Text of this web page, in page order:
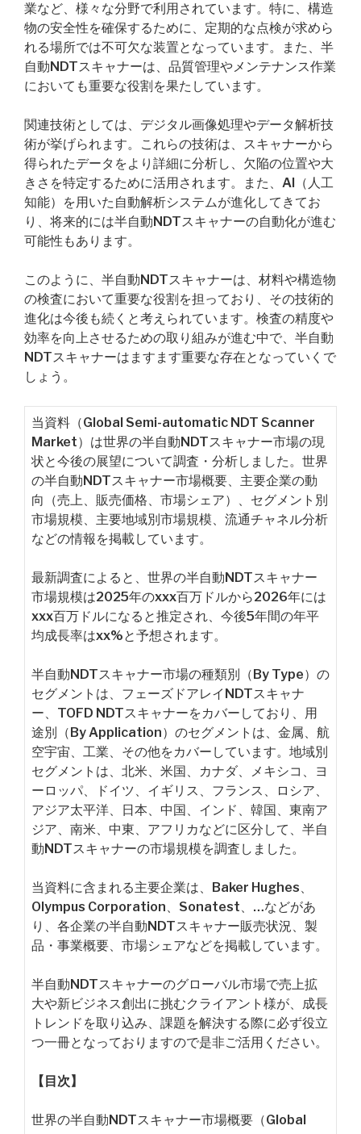
業など、様々な分野で利用されています。特に、構造
物の安全性を確保するために、定期的な点検が求めら
れる場所では不可欠な装置となっています。また、半
自動NDTスキャナーは、品質管理やメンテナンス作業
においても重要な役割を果たしています。
関連技術としては、デジタル画像処理やデータ解析技
術が挙げられます。これらの技術は、スキャナーから
得られたデータをより詳細に分析し、欠陥の位置や大
きさを特定するために活用されます。また、AI（人工
知能）を用いた自動解析システムが進化してきてお
り、将来的には半自動NDTスキャナーの自動化が進む
可能性もあります。
このように、半自動NDTスキャナーは、材料や構造物
の検査において重要な役割を担っており、その技術的
進化は今後も続くと考えられています。検査の精度や
効率を向上させるための取り組みが進む中で、半自動
NDTスキャナーはますます重要な存在となっていくで
しょう。
当資料（Global Semi-automatic NDT Scanner
Market）は世界の半自動NDTスキャナー市場の現
状と今後の展望について調査・分析しました。世界
の半自動NDTスキャナー市場概要、主要企業の動
向（売上、販売価格、市場シェア）、セグメント別
市場規模、主要地域別市場規模、流通チャネル分析
などの情報を掲載しています。
最新調査によると、世界の半自動NDTスキャナー
市場規模は2025年のxxx百万ドルから2026年には
xxx百万ドルになると推定され、今後5年間の年平
均成長率はxx%と予想されます。
半自動NDTスキャナー市場の種類別（By Type）の
セグメントは、フェーズドアレイNDTスキャナ
ー、TOFD NDTスキャナーをカバーしており、用
途別（By Application）のセグメントは、金属、航
空宇宙、工業、その他をカバーしています。地域別
セグメントは、北米、米国、カナダ、メキシコ、ヨ
ーロッパ、ドイツ、イギリス、フランス、ロシア、
アジア太平洋、日本、中国、インド、韓国、東南ア
ジア、南米、中東、アフリカなどに区分して、半自
動NDTスキャナーの市場規模を調査しました。
当資料に含まれる主要企業は、Baker Hughes、
Olympus Corporation、Sonatest、…などがあ
り、各企業の半自動NDTスキャナー販売状況、製
品・事業概要、市場シェアなどを掲載しています。
半自動NDTスキャナーのグローバル市場で売上拡
大や新ビジネス創出に挑むクライアント様が、成長
トレンドを取り込み、課題を解決する際に必ず役立
つ一冊となっておりますので是非ご活用ください。
【目次】
世界の半自動NDTスキャナー市場概要（Global